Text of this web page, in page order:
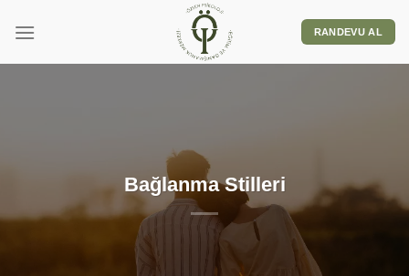
RANDEVU AL
Bağlanma Stilleri